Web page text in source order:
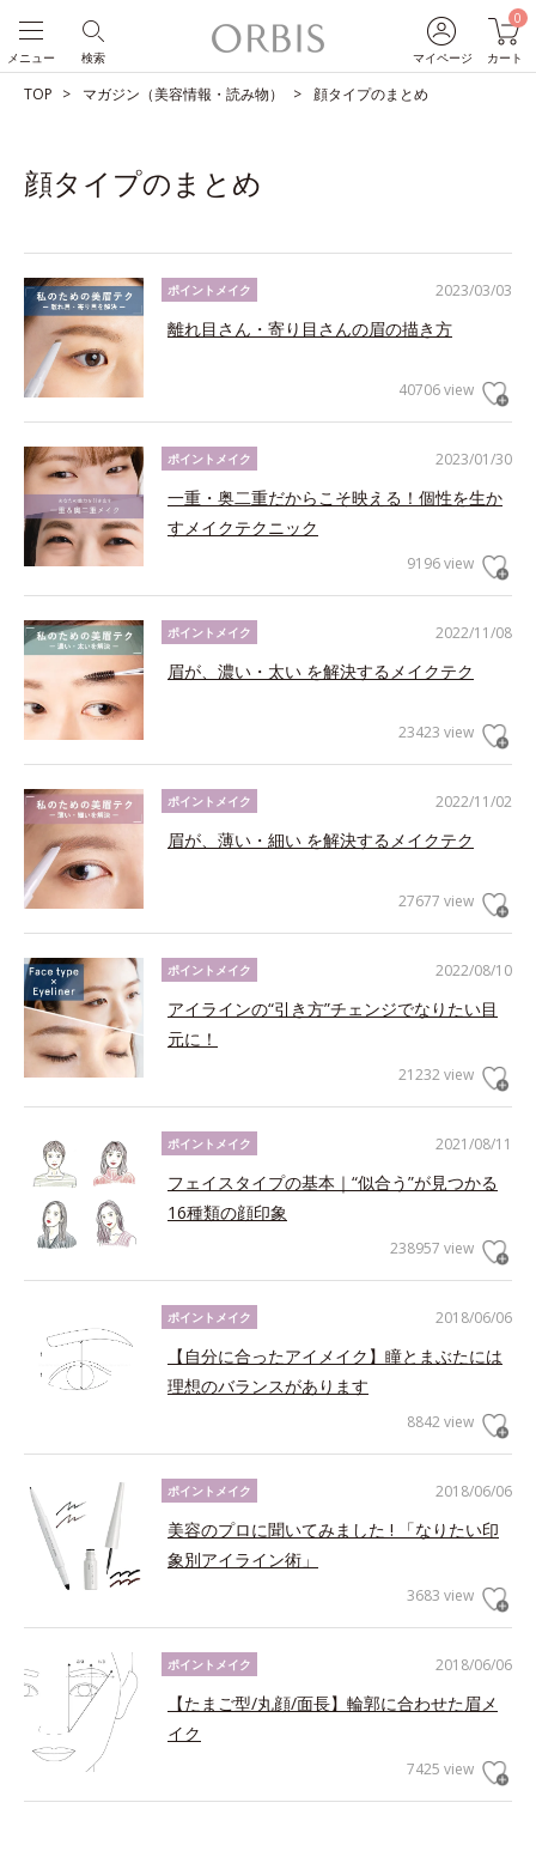
マイページ
0
カート
検索
メニュー
TOP マガジン（美容情報・読み物） 顔タイプのまとめ
顔タイプのまとめ
2023/03/03
ポイントメイク
離れ目さん・寄り目さんの眉の描き方
40706 view
2023/01/30
ポイントメイク
一重・奥二重だからこそ映える！個性を生か
すメイクテクニック
9196 view
2022/11/08
ポイントメイク
眉が、濃い・太い を解決するメイクテク
23423 view
2022/11/02
ポイントメイク
眉が、薄い・細い を解決するメイクテク
27677 view
2022/08/10
ポイントメイク
アイラインの“引き方”チェンジでなりたい目
元に！
21232 view
2021/08/11
ポイントメイク
フェイスタイプの基本｜“似合う”が見つかる
16種類の顔印象
238957 view
2018/06/06
ポイントメイク
【自分に合ったアイメイク】瞳とまぶたには
理想のバランスがあります
8842 view
2018/06/06
ポイントメイク
美容のプロに聞いてみました ! 「なりたい印
象別アイライン術」
3683 view
2018/06/06
ポイントメイク
【たまご型/丸顔/面長】輪郭に合わせた眉メ
イク
7425 view